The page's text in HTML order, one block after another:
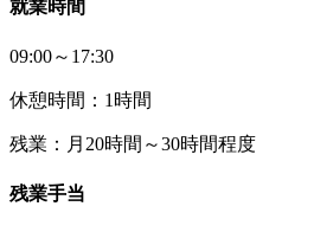
就業時間
09:00～17:30
休憩時間：1時間
残業：月20時間～30時間程度
残業手当